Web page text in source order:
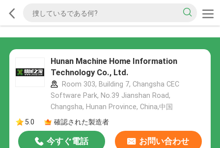
Hunan Machine Home Information
Technology Co., Ltd.
Room 303, Building 7, Changsha CEC
Software Park, No.39 Jianshan Road,
Changsha, Hunan Province, China,中国
5.0
確認された製造者
今すぐ電話 お問い合わせ